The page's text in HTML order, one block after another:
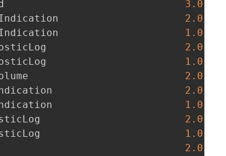
3.0
2.0
1.0
2.0
1.0
2.0
2.0
1.0
2.0
1.0
Volume 2.0